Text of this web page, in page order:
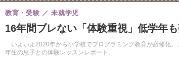
16年間ブレない「体験重視」低学年
いよいよ2020年から小学校でプログラミング教育が必修化
年生の息子との体験レッスンレポート。
教育・受験 未就学児